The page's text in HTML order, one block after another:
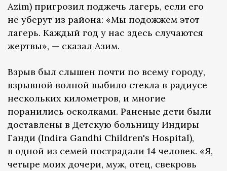
Azim) пригрозил поджечь лагерь, если его
не уберут из района: «Мы подожжем этот
лагерь. Каждый год у нас здесь случаются
жертвы», — сказал Азим.
Взрыв был слышен почти по всему городу,
взрывной волной выбило стекла в радиусе
нескольких километров, и многие
поранились осколками. Раненые дети были
доставлены в Детскую больницу Индиры
Ганди (Indira Gandhi Children's Hospital),
в одной из семей пострадали 14 человек. «Я,
четыре моих дочери, муж, отец, свекровь